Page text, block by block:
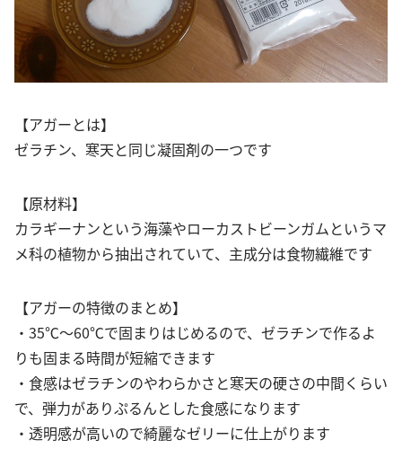
【アガーとは】
ゼラチン、寒天と同じ凝固剤の一つです
【原材料】
カラギーナンという海藻やローカストビーンガムというマ
メ科の植物から抽出されていて、主成分は食物繊維です
【アガーの特徴のまとめ】
・35℃～60℃で固まりはじめるので、ゼラチンで作るよ
りも固まる時間が短縮できます
・食感はゼラチンのやわらかさと寒天の硬さの中間くらい
で、弾力がありぷるんとした食感になります
・透明感が高いので綺麗なゼリーに仕上がります